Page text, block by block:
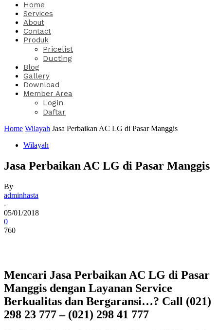
Home
Services
About
Contact
Produk
Pricelist
Ducting
Blog
Gallery
Download
Member Area
Login
Daftar
Home Wilayah Jasa Perbaikan AC LG di Pasar Manggis
Wilayah
Jasa Perbaikan AC LG di Pasar Manggis
By
adminhasta
-
05/01/2018
0
760
Mencari Jasa Perbaikan AC LG di Pasar
Manggis dengan Layanan Service
Berkualitas dan Bergaransi…? Call (021)
298 23 777 – (021) 298 41 777